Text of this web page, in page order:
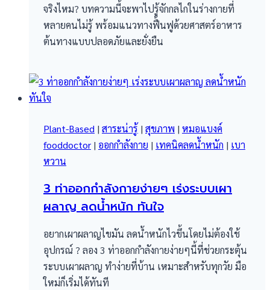
จริงไหม? บทความนี้จะพาไปรู้จักกลไกในร่างกายที่
หลายคนไม่รู้ พร้อมแนวทางฟื้นฟูด้วยศาสตร์อาหาร
ต้นทางแบบปลอดภัยและยั่งยืน
Plant-Based | สาระน่ารู้ | สุขภาพ | หมอแบงค์
fooddoctor | ออกกำลังกาย | เทคนิคลดน้ำหนัก | เบา
หวาน
3 ท่าออกกำลังกายง่ายๆ เร่งระบบเผา
ผลาญ ลดน้ำหนัก ทันใจ
อยากเผาผลาญไขมัน ลดน้ำหนักไวขึ้นโดยไม่ต้องใช้
อุปกรณ์ ? ลอง 3 ท่าออกกำลังกายง่ายๆนี้ที่ช่วยกระตุ้น
ระบบเผาผลาญ ทำง่ายที่บ้าน เหมาะสำหรับทุกวัย มือ
ใหม่ก็เริ่มได้ทันที